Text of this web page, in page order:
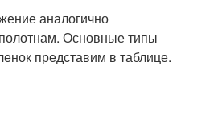
аналогично
Основные типы
представим в таблице.